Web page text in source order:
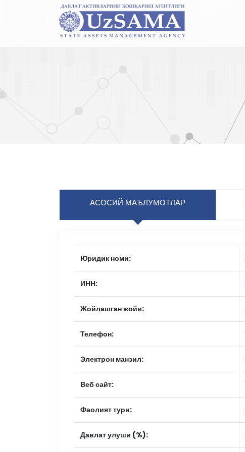
АСОСИЙ МАЪЛУМОТЛАР
Юридик номи:
ИНН:
Жойлашган жойи:
Телефон:
Электрон манзил:
Веб сайт:
Фаолият тури:
Давлат улуши (%):